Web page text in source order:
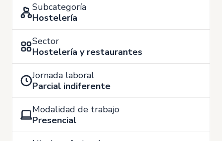
Subcategoría
Hostelería
Sector
Hostelería y restaurantes
Jornada laboral
Parcial indiferente
Modalidad de trabajo
Presencial